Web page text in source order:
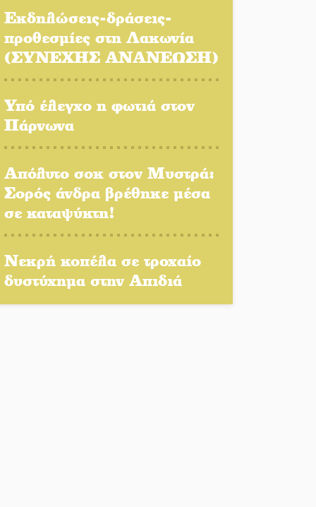
Λακωνίας για τα 80 χρόνια
από την ίδρυση του
Δημοκρατικού Στρατού
«Στέγνωσε» από νερό πάνω
στις Αιγιές
ΔΥΠΑ: Επιπλέον 8.000
ανέργων 55 ετών και άνω
Εκδηλώσεις-δράσεις-
προθεσμίες στη Λακωνία
(ΣΥΝΕΧΗΣ ΑΝΑΝΕΩΣΗ)
Υπό έλεγχο η φωτιά στον
Πάρνωνα
Απόλυτο σοκ στον Μυστρά:
Σορός άνδρα βρέθηκε μέσα
σε καταψύκτη!
Νεκρή κοπέλα σε τροχαίο
δυστύχημα στην Απιδιά